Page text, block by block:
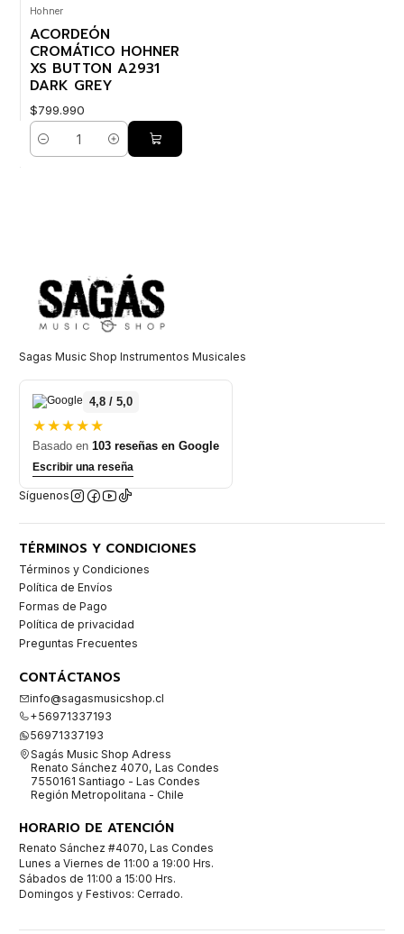
Hohner
ACORDEÓN
CROMÁTICO HOHNER
XS BUTTON A2931
DARK GREY
$799.990
Cantidad
Sagas Music Shop Instrumentos Musicales
4,8 / 5,0
★★★★★
Basado en 103 reseñas en Google
Escribir una reseña
Síguenos
TÉRMINOS Y CONDICIONES
Términos y Condiciones
Política de Envíos
Formas de Pago
Política de privacidad
Preguntas Frecuentes
CONTÁCTANOS
info@sagasmusicshop.cl
+56971337193
56971337193
Sagás Music Shop Adress
Renato Sánchez 4070, Las Condes
7550161 Santiago - Las Condes
Región Metropolitana - Chile
HORARIO DE ATENCIÓN
Renato Sánchez #4070, Las Condes
Lunes a Viernes de 11:00 a 19:00 Hrs.
Sábados de 11:00 a 15:00 Hrs.
Domingos y Festivos: Cerrado.